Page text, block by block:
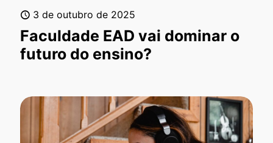
3 de outubro de 2025
Faculdade EAD vai dominar o
futuro do ensino?